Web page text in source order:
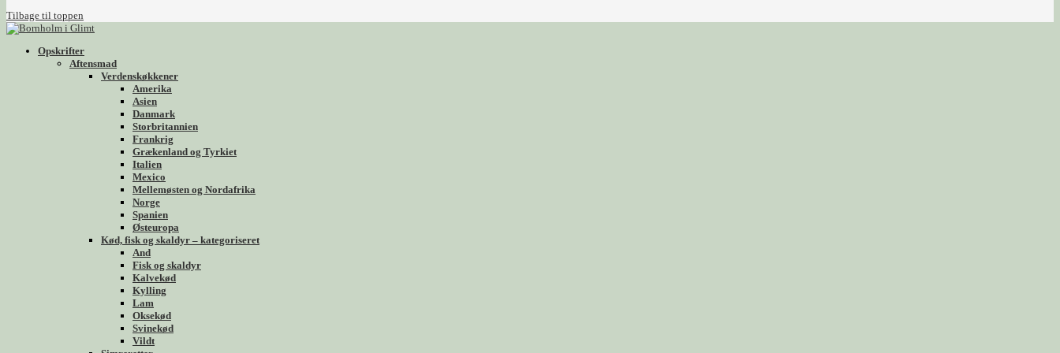
Tilbage til toppen
Opskrifter
Aftensmad
Verdenskøkkener
Amerika
Asien
Danmark
Storbritannien
Frankrig
Grækenland og Tyrkiet
Italien
Mexico
Mellemøsten og Nordafrika
Norge
Spanien
Østeuropa
Kød, fisk og skaldyr – kategoriseret
And
Fisk og skaldyr
Kalvekød
Kylling
Lam
Oksekød
Svinekød
Vildt